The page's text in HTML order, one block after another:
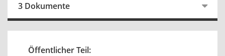
3 Dokumente
Öffentlicher Teil: